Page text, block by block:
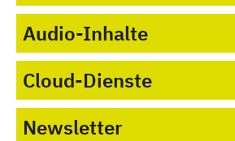
Audio-Inhalte
Cloud-Dienste
Newsletter